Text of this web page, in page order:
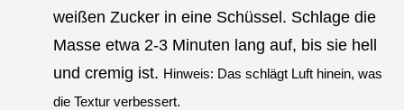
weißen Zucker in eine Schüssel. Schlage die
Masse etwa 2-3 Minuten lang auf, bis sie hell
und cremig ist. Hinweis: Das schlägt Luft hinein, was
die Textur verbessert.